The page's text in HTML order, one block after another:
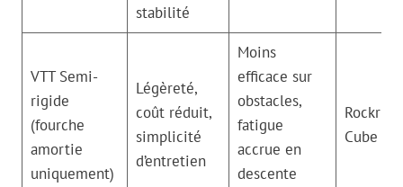
stabilité
VTT Semi-
rigide
(fourche
amortie
uniquement)
Légèreté,
coût réduit,
simplicité
d’entretien
Moins
efficace sur
obstacles,
fatigue
accrue en
descente
Cube